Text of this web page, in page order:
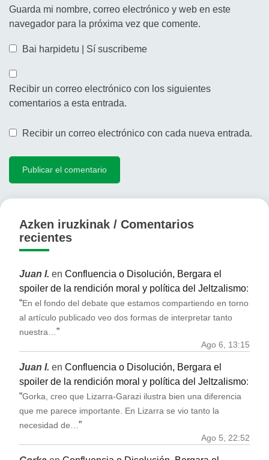
Guarda mi nombre, correo electrónico y web en este
navegador para la próxima vez que comente.
Bai harpidetu | Sí suscribeme
Recibir un correo electrónico con los siguientes
comentarios a esta entrada.
Recibir un correo electrónico con cada nueva entrada.
Azken iruzkinak / Comentarios
recientes
Juan I. en Confluencia o Disolución, Bergara el
spoiler de la rendición moral y política del Jeltzalismo:
“En el fondo del debate que estamos compartiendo en torno
al artículo publicado veo dos formas de interpretar tanto
nuestra…”
Ago 6, 13:15
Juan I. en Confluencia o Disolución, Bergara el
spoiler de la rendición moral y política del Jeltzalismo:
“Gorka, creo que Lizarra-Garazi ilustra bien una diferencia
que me parece importante. En Lizarra se vio tanto la
necesidad de…”
Ago 5, 22:52